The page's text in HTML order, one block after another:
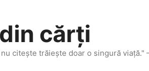
cărți
citeşte trăieşte doar o singură viaţă."